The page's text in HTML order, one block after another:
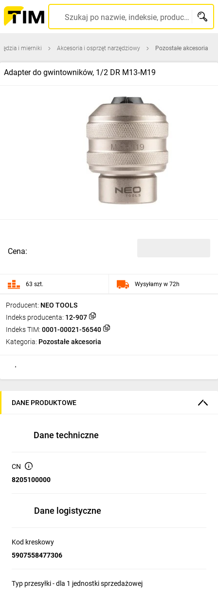
Szukaj po nazwie, indeksie, producencie, kodzie kreskowym...
i mierniki Akcesoria i osprzęt narzędziowy Pozostałe akcesoria
Adapter do gwintowników, 1/2 DR M13‑M19
Producent: NEO TOOLS
Indeks producenta: 12-907
Indeks TIM: 0001-00021-56540
Kategoria: Pozostałe akcesoria
Cena:
63 szt. Wysyłamy w 72h
DANE PRODUKTOWE
Dane techniczne
CN
8205100000
Dane logistyczne
Kod kreskowy
5907558477306
Typ przesyłki - dla 1 jednostki sprzedażowej